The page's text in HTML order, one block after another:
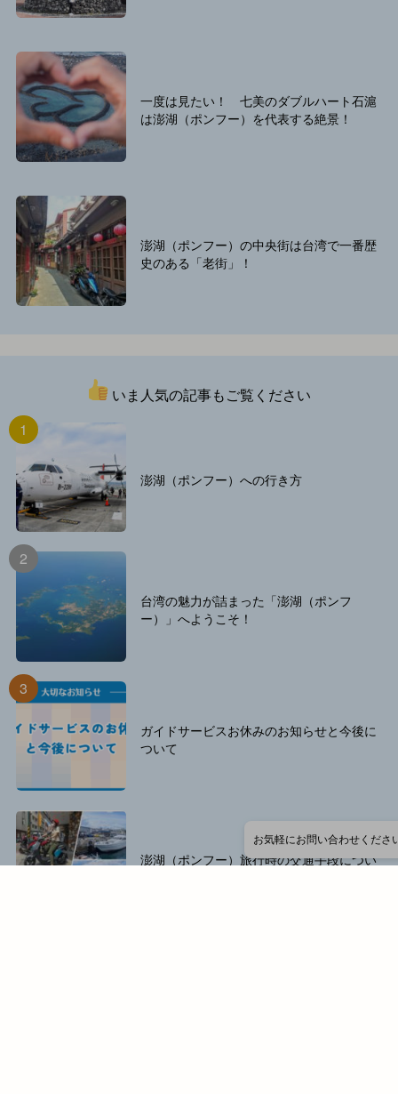
一度は見たい！ 七美のダブルハート石滬
は澎湖（ポンフー）を代表する絶景！
澎湖（ポンフー）の中央街は台湾で一番歴
史のある「老街」！
いま人気の記事もご覧ください
澎湖（ポンフー）への行き方
台湾の魅力が詰まった「澎湖（ポンフ
ー）」へようこそ！
ガイドサービスお休みのお知らせと今後に
ついて
澎湖（ポンフー）旅行時の交通手段につい
お気軽にお問い合わせくださ